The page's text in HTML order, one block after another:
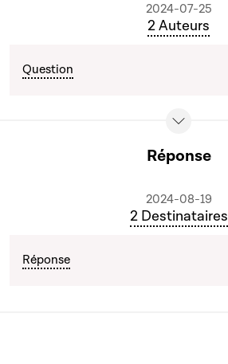
2024-07-25
2 Auteurs
Question
Réponse
2024-08-19
2 Destinataires
Réponse